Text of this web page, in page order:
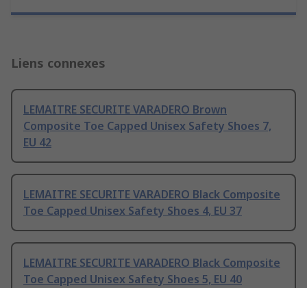
Liens connexes
LEMAITRE SECURITE VARADERO Brown
Composite Toe Capped Unisex Safety Shoes 7,
EU 42
LEMAITRE SECURITE VARADERO Black Composite
Toe Capped Unisex Safety Shoes 4, EU 37
LEMAITRE SECURITE VARADERO Black Composite
Toe Capped Unisex Safety Shoes 5, EU 40